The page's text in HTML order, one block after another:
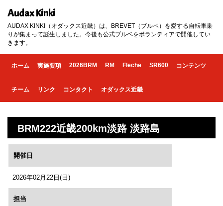
Audax Kinki
AUDAX KINKI（オダックス近畿）は、BREVET（ブルベ）を愛する自転車乗
りが集まって誕生しました。今後も公式ブルベをボランティアで開催してい
きます。
ホーム 実施要項 2026BRM RM Fleche SR600 コンテンツ
チーム リンク コンタクト オダックス近畿
BRM222近畿200km淡路 淡路島
開催日
2026年02月22日(日)
担当